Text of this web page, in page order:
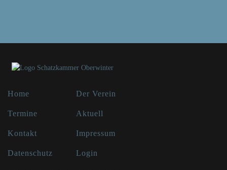
Home Der Verein
Termine Aktuell
Kontakt Impressum
Datenschutz Login